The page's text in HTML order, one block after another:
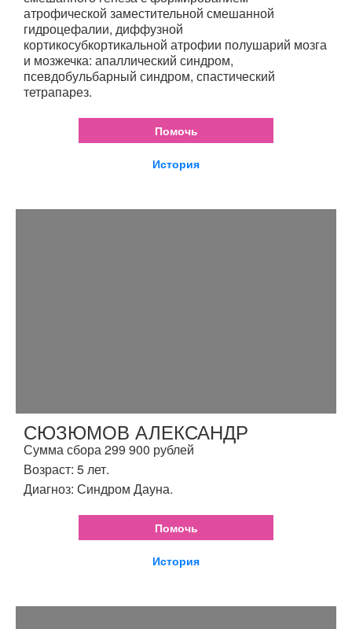
атрофической заместительной смешанной
гидроцефалии, диффузной
кортикосубкортикальной атрофии полушарий мозга
и мозжечка: апаллический синдром,
псевдобульбарный синдром, спастический
тетрапарез.
Помочь
История
СЮЗЮМОВ АЛЕКСАНДР
Сумма сбора 299 900 рублей
Возраст: 5 лет.
Диагноз: Синдром Дауна.
Помочь
История